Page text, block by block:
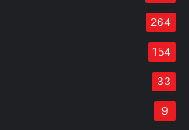
264
154
33
9